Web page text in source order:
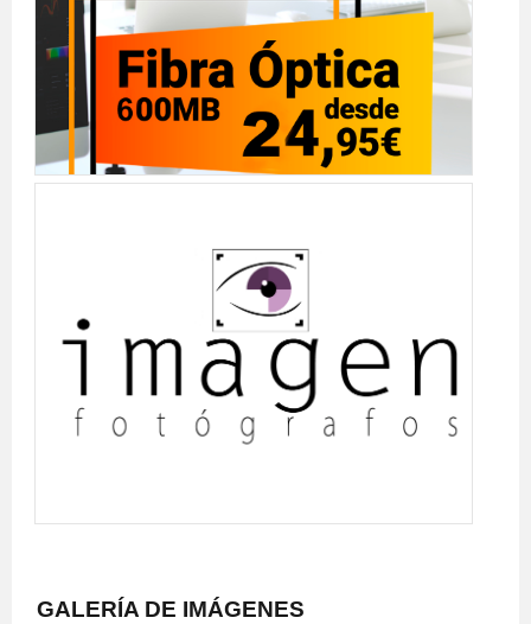
GALERÍA DE IMÁGENES